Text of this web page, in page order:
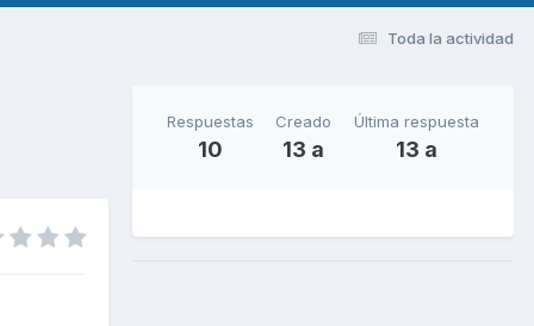
Toda la actividad
Respuestas
10
Creado
13 a
Última respuesta
13 a